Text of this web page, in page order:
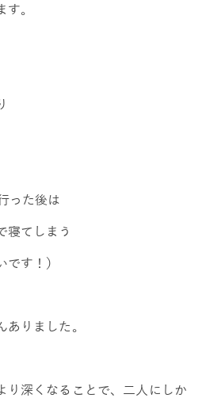
。
った後は
てしまう
です！）
りました。
り深くなることで、二人にしか